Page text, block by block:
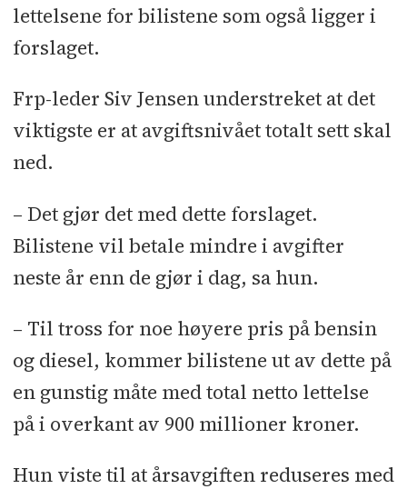
lettelsene for bilistene som også ligger i
forslaget.
Frp-leder Siv Jensen understreket at det
viktigste er at avgiftsnivået totalt sett skal
ned.
– Det gjør det med dette forslaget.
Bilistene vil betale mindre i avgifter
neste år enn de gjør i dag, sa hun.
– Til tross for noe høyere pris på bensin
og diesel, kommer bilistene ut av dette på
en gunstig måte med total netto lettelse
på i overkant av 900 millioner kroner.
Hun viste til at årsavgiften reduseres med